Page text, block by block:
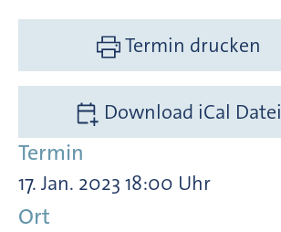
Termin drucken
Download iCal Datei
Termin
17. Jan. 2023 18:00 Uhr
Ort